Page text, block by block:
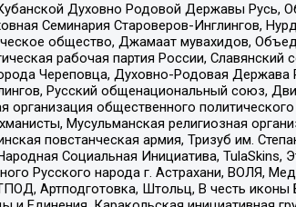
Духовно Родовой Державы Русь,
Семинария Староверов-Инглингов,
общество, Джамаат мувахидов,
рабочая партия России,
Череповца, Духовно-Родовая Держава
Русский общенациональный союз,
общественного
Мусульманская религиозная
повстанческая армия, Тризуб им.
Социальная Инициатива, TulaSkins,
Русского народа г. Астрахани, ВОЛЯ,
Артподготовка, Штольц, В честь